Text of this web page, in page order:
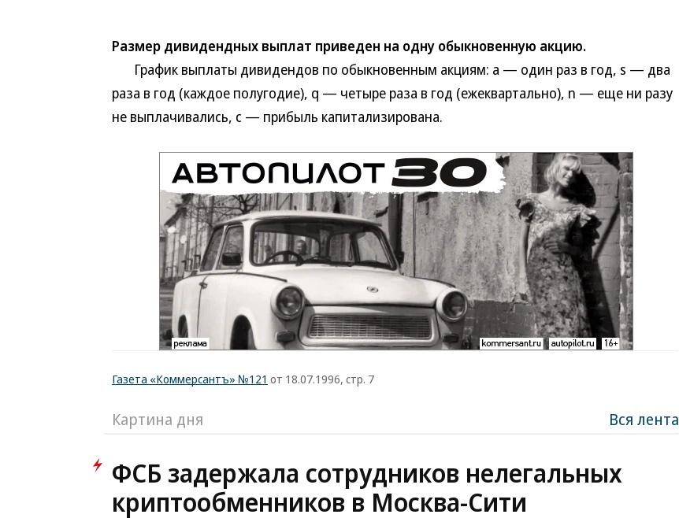
Размер дивидендных выплат приведен на одну обыкновенную акцию.
График выплаты дивидендов по обыкновенным акциям: а — один раз в год, s — два
раза в год (каждое полугодие), q — четыре раза в год (ежеквартально), n — еще ни разу
не выплачивались, с — прибыль капитализирована.
Газета «Коммерсантъ» №121 от 18.07.1996, стр. 7
Картина дня Вся лента
ФСБ задержала сотрудников нелегальных
криптообменников в Москва-Сити